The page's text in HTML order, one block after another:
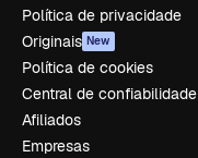
Política de privacidade
Originais New
Política de cookies
Central de confiabilidade
Afiliados
Empresas